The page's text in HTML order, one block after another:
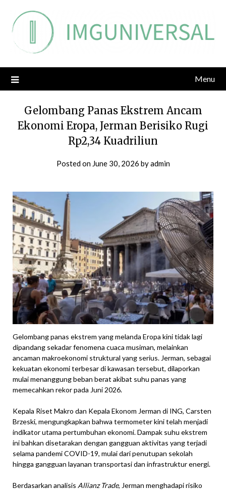
content
Menu
Gelombang Panas Ekstrem Ancam
Ekonomi Eropa, Jerman Berisiko Rugi
Rp2,34 Kuadriliun
Posted on June 30, 2026 byadmin
Gelombang panas ekstrem yang melanda Eropa kini tidak lagi
dipandang sekadar fenomena cuaca musiman, melainkan
ancaman makroekonomi struktural yang serius. Jerman, sebagai
kekuatan ekonomi terbesar di kawasan tersebut, dilaporkan
mulai menanggung beban berat akibat suhu panas yang
memecahkan rekor pada Juni 2026.
Kepala Riset Makro dan Kepala Ekonom Jerman di ING, Carsten
Brzeski, mengungkapkan bahwa termometer kini telah menjadi
indikator utama pertumbuhan ekonomi. Dampak suhu ekstrem
ini bahkan disetarakan dengan gangguan aktivitas yang terjadi
selama pandemi COVID-19, mulai dari penutupan sekolah
hingga gangguan layanan transportasi dan infrastruktur energi.
Berdasarkan analisis Allianz Trade, Jerman menghadapi risiko